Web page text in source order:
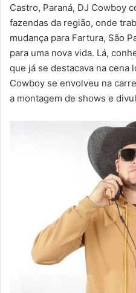
Castro, Paraná, DJ Cowboy
fazendas da região, onde
mudança para Fartura, São
para uma nova vida. Lá,
que já se destacava na cena
Cowboy se envolveu na
a montagem de shows e